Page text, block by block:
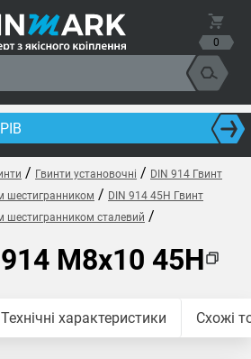
0
/ Гвинти установочні / DIN 914 Гвинт
шестигранником / DIN 914 45H Гвинт
шестигранником сталевий /
M8x10 45H
Технічні характеристики Схожі